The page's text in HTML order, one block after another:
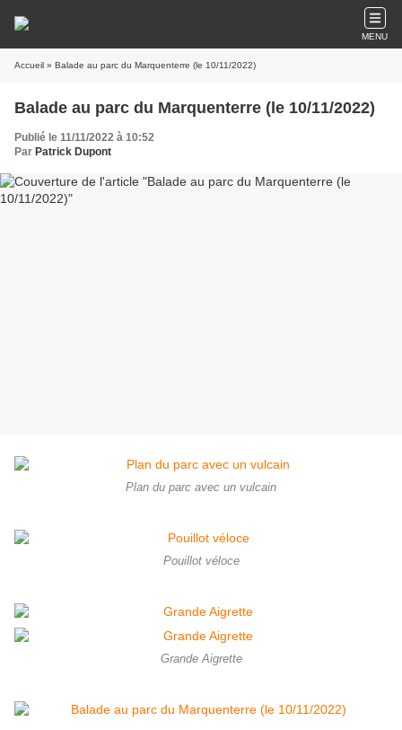
MENU
Accueil » Balade au parc du Marquenterre (le 10/11/2022)
Balade au parc du Marquenterre (le 10/11/2022)
Publié le 11/11/2022 à 10:52
Par Patrick Dupont
Plan du parc avec un vulcain
Pouillot véloce
Grande Aigrette